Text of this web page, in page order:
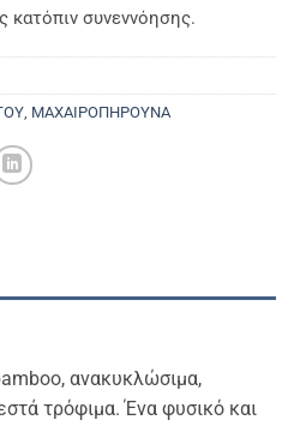
συνεννόησης.
ΜΑΧΑΙΡΟΠΗΡΟΥΝΑ
ανακυκλώσιμα,
τρόφιμα. Ένα φυσικό και